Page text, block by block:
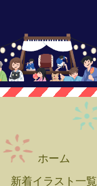
ホーム
新着イラスト一覧